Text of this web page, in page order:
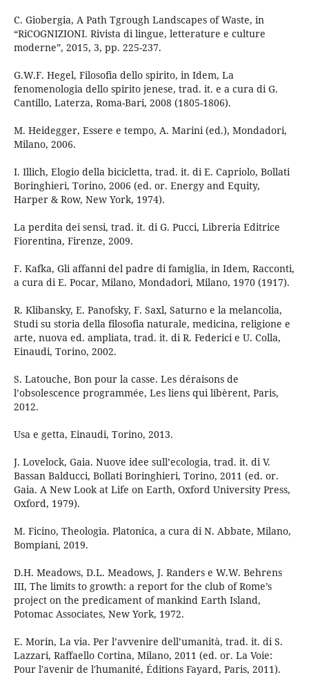
C. Giobergia, A Path Tgrough Landscapes of Waste, in
“RiCOGNIZIONI. Rivista di lingue, letterature e culture
moderne”, 2015, 3, pp. 225-237.
G.W.F. Hegel, Filosofia dello spirito, in Idem, La
fenomenologia dello spirito jenese, trad. it. e a cura di G.
Cantillo, Laterza, Roma-Bari, 2008 (1805-1806).
M. Heidegger, Essere e tempo, A. Marini (ed.), Mondadori,
Milano, 2006.
I. Illich, Elogio della bicicletta, trad. it. di E. Capriolo, Bollati
Boringhieri, Torino, 2006 (ed. or. Energy and Equity,
Harper & Row, New York, 1974).
La perdita dei sensi, trad. it. di G. Pucci, Libreria Editrice
Fiorentina, Firenze, 2009.
F. Kafka, Gli affanni del padre di famiglia, in Idem, Racconti,
a cura di E. Pocar, Milano, Mondadori, Milano, 1970 (1917).
R. Klibansky, E. Panofsky, F. Saxl, Saturno e la melancolia,
Studi su storia della filosofia naturale, medicina, religione e
arte, nuova ed. ampliata, trad. it. di R. Federici e U. Colla,
Einaudi, Torino, 2002.
S. Latouche, Bon pour la casse. Les déraisons de
l’obsolescence programmée, Les liens qui libèrent, Paris,
2012.
Usa e getta, Einaudi, Torino, 2013.
J. Lovelock, Gaia. Nuove idee sull’ecologia, trad. it. di V.
Bassan Balducci, Bollati Boringhieri, Torino, 2011 (ed. or.
Gaia. A New Look at Life on Earth, Oxford University Press,
Oxford, 1979).
M. Ficino, Theologia. Platonica, a cura di N. Abbate, Milano,
Bompiani, 2019.
D.H. Meadows, D.L. Meadows, J. Randers e W.W. Behrens
III, The limits to growth: a report for the club of Rome’s
project on the predicament of mankind Earth Island,
Potomac Associates, New York, 1972.
E. Morin, La via. Per l’avvenire dell’umanità, trad. it. di S.
Lazzari, Raffaello Cortina, Milano, 2011 (ed. or. La Voie:
Pour l'avenir de l'humanité, Éditions Fayard, Paris, 2011).